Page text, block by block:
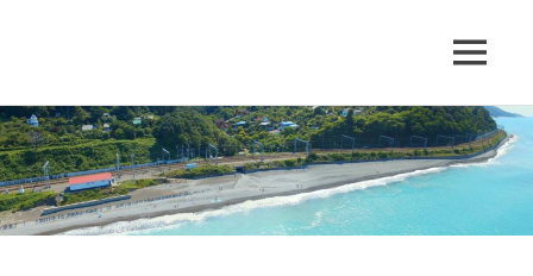
Перейти
к
содержимому
2026
гостевой
Гавана,
уютные
комнаты
рядом
с
морем.
МЕНЮ